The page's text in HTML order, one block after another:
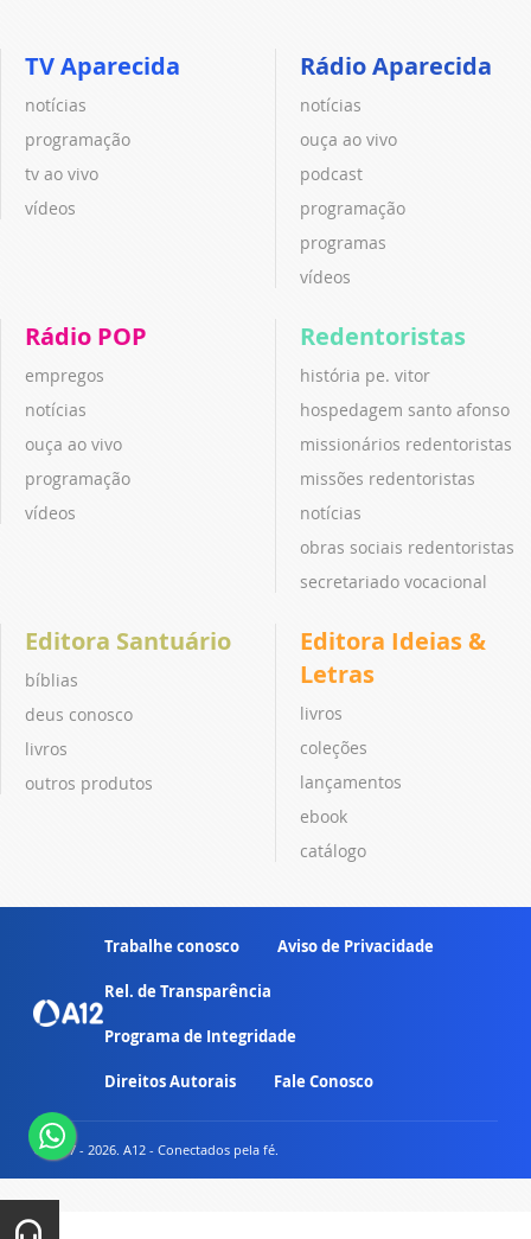
TV Aparecida
notícias
programação
tv ao vivo
vídeos
Rádio Aparecida
notícias
ouça ao vivo
podcast
programação
programas
vídeos
Rádio POP
empregos
notícias
ouça ao vivo
programação
vídeos
Redentoristas
história pe. vitor
hospedagem santo afonso
missionários redentoristas
missões redentoristas
notícias
obras sociais redentoristas
secretariado vocacional
Editora Santuário
bíblias
deus conosco
livros
outros produtos
Editora Ideias &
Letras
livros
coleções
lançamentos
ebook
catálogo
Trabalhe conosco Aviso de Privacidade
Rel. de Transparência
Programa de Integridade
Direitos Autorais Fale Conosco
© 2007 - 2026. A12 - Conectados pela fé.